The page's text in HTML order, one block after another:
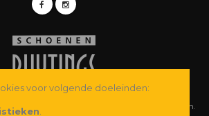
Ruytings BVBA. Alle rechten voorbehouden.
voor volgende doeleinden: